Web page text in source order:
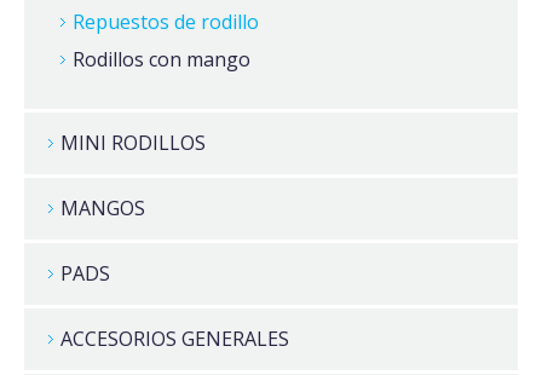
Repuestos de rodillo
Rodillos con mango
MINI RODILLOS
MANGOS
PADS
ACCESORIOS GENERALES